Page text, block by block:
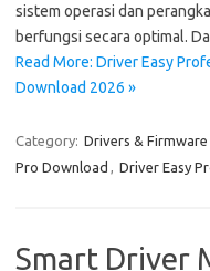
sistem operasi dan
berfungsi secara optimal.
Read More: Driver Easy
Download 2026 »
Category: Drivers & Firmware
Pro Download , Driver Easy
Smart Driver